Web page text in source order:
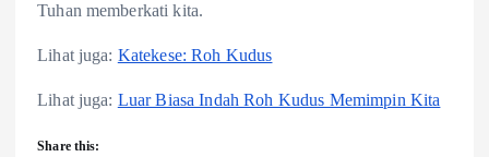
Tuhan memberkati kita.
Lihat juga: Katekese: Roh Kudus
Lihat juga: Luar Biasa Indah Roh Kudus Memimpin Kita
Share this: